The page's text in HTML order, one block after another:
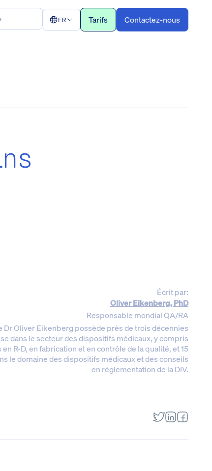
FR Tarifs Contactez-nous
Écrit par:
Oliver Eikenberg, PhD
Responsable mondial QA/RA
Dr Oliver Eikenberg possède près de trois décennies
dans le secteur des dispositifs médicaux, y compris
en R-D, en fabrication et en contrôle de la qualité, et 15
le domaine des dispositifs médicaux et des conseils
en réglementation de la DIV.